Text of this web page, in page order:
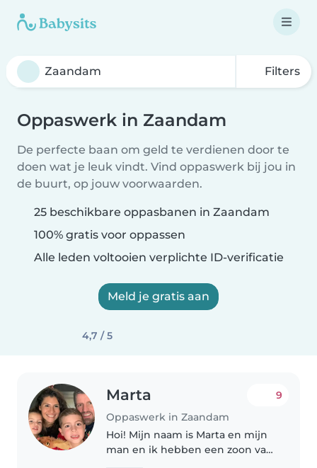
Filters
Oppaswerk in Zaandam
De perfecte baan om geld te verdienen door te
doen wat je leuk vindt. Vind oppaswerk bij jou in
de buurt, op jouw voorwaarden.
25 beschikbare oppasbanen in Zaandam
100% gratis voor oppassen
Alle leden voltooien verplichte ID-verificatie
Meld je gratis aan
4,7 / 5
Marta
Oppaswerk in Zaandam
9
Hoi! Mijn naam is Marta en mijn
man en ik hebben een zoon van